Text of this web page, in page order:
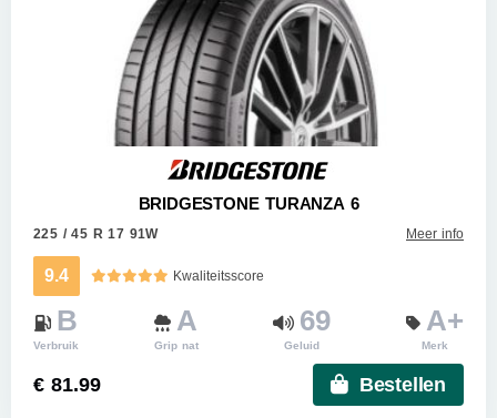
BRIDGESTONE TURANZA 6
225 / 45 R 17 91W Meer info
9.4 Kwaliteitsscore
B
Verbruik
A
Grip nat
69
Geluid
A+
Merk
€ 81.99 Bestellen